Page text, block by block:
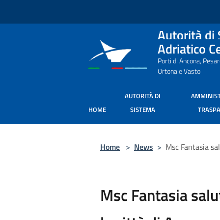
Autorità di
Adriatico
Porti di Ancona,
Ortona e Vasto
HOME
AUTORITÀ DI
SISTEMA
Home > News > Msc Fantasia
Msc Fantasia